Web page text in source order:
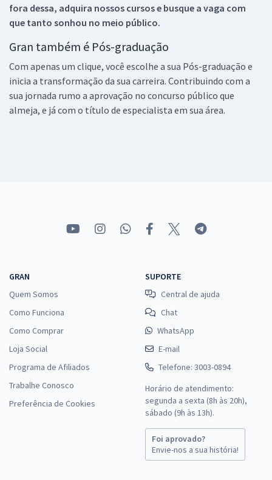
fora dessa, adquira nossos cursos e busque a vaga com
que tanto sonhou no meio público.
Gran também é Pós-graduação
Com apenas um clique, você escolhe a sua Pós-graduação e
inicia a transformação da sua carreira. Contribuindo com a
sua jornada rumo a aprovação no concurso público que
almeja, e já com o título de especialista em sua área.
GRAN
Quem Somos
Como Funciona
Como Comprar
Loja Social
Programa de Afiliados
Trabalhe Conosco
Preferência de Cookies
SUPORTE
Central de ajuda
Chat
WhatsApp
E-mail
Telefone: 3003-0894
Horário de atendimento:
segunda a sexta (8h às 20h),
sábado (9h às 13h).
Foi aprovado?
Envie-nos a sua história!